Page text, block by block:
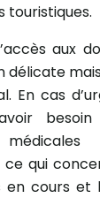
touristiques.
aux
délicate
En cas
besoin
qui
en cours et